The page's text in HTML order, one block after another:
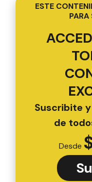
ESTE
PARA
Suscribite
de
Desde